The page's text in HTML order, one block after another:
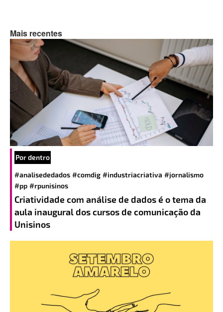
Mais recentes
Por dentro
#analisededados #comdig #industriacriativa #jornalismo
#pp #rpunisinos
Criatividade com análise de dados é o tema da
aula inaugural dos cursos de comunicação da
Unisinos